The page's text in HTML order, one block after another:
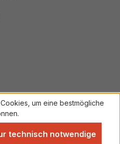
widerrufen
Mehrwertsteuer zzgl.
um eine bestmögliche
technisch notwendige